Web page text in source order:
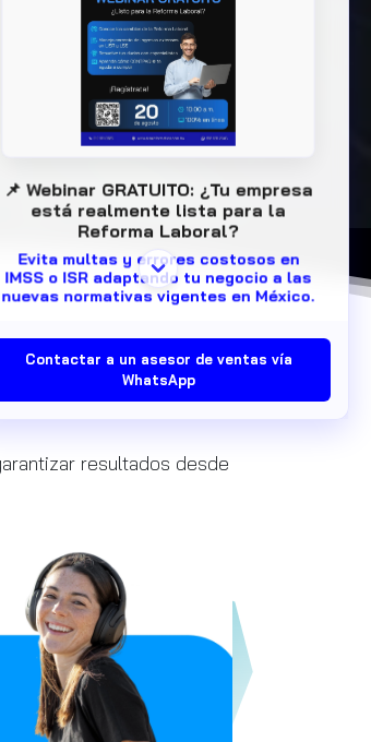
resultados desde
Acompáñanos este 20 de agosto a las 10:00 a.m.
en un evento 100% en línea. Descubre junto a los
expertos de CONTPAQi® cómo automatizar tu
cumplimiento fiscal de forma práctica, rápida y
eficiente.
Jueves 20 de agosto, 10:00 AM a 11:30
AM
CONTPAQi®)
🎟️ ¡Cupos limitados! Asegura tu acceso libre
https://tinyurl.com/3bc337a7
Contactar a un asesor de ventas vía
WhatsApp